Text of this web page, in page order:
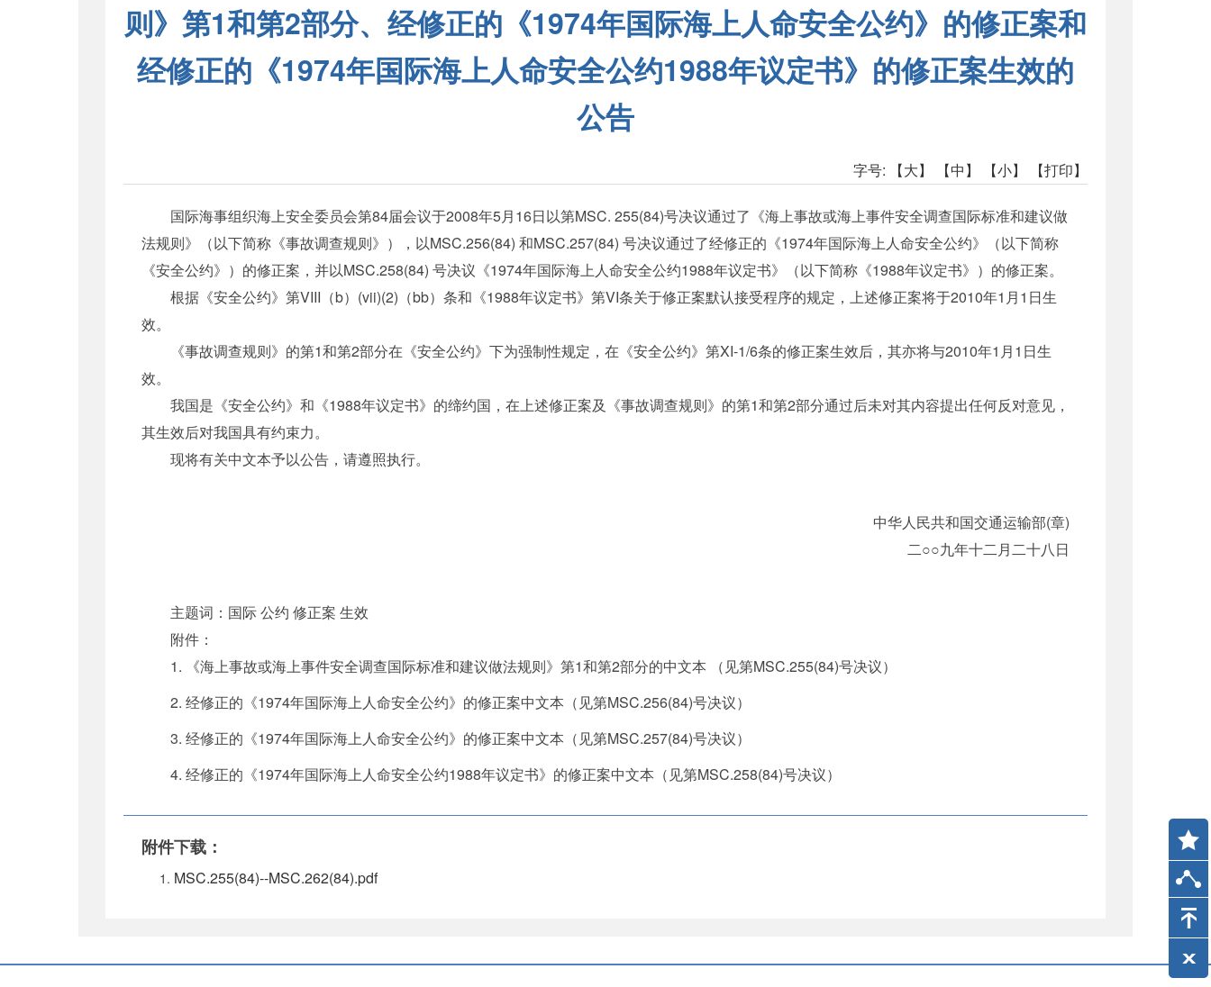
则》第1和第2部分、经修正的《1974年国际海上人命安全公约》的修正案和
经修正的《1974年国际海上人命安全公约1988年议定书》的修正案生效的
公告
字号: 【大】 【中】 【小】 【打印】
国际海事组织海上安全委员会第84届会议于2008年5月16日以第MSC. 255(84)号决议通过了《海上事故或海上事件安全调查国际标准和建议做
法规则》（以下简称《事故调查规则》），以MSC.256(84) 和MSC.257(84) 号决议通过了经修正的《1974年国际海上人命安全公约》（以下简称
《安全公约》）的修正案，并以MSC.258(84) 号决议《1974年国际海上人命安全公约1988年议定书》（以下简称《1988年议定书》）的修正案。
根据《安全公约》第VIII（b）(vii)(2)（bb）条和《1988年议定书》第VI条关于修正案默认接受程序的规定，上述修正案将于2010年1月1日生
效。
《事故调查规则》的第1和第2部分在《安全公约》下为强制性规定，在《安全公约》第XI-1/6条的修正案生效后，其亦将与2010年1月1日生
效。
我国是《安全公约》和《1988年议定书》的缔约国，在上述修正案及《事故调查规则》的第1和第2部分通过后未对其内容提出任何反对意见，
其生效后对我国具有约束力。
现将有关中文本予以公告，请遵照执行。
中华人民共和国交通运输部(章)
二○○九年十二月二十八日
主题词：国际 公约 修正案 生效
附件：
1. 《海上事故或海上事件安全调查国际标准和建议做法规则》第1和第2部分的中文本 （见第MSC.255(84)号决议）
2. 经修正的《1974年国际海上人命安全公约》的修正案中文本（见第MSC.256(84)号决议）
3. 经修正的《1974年国际海上人命安全公约》的修正案中文本（见第MSC.257(84)号决议）
4. 经修正的《1974年国际海上人命安全公约1988年议定书》的修正案中文本（见第MSC.258(84)号决议）
附件下载：
MSC.255(84)--MSC.262(84).pdf